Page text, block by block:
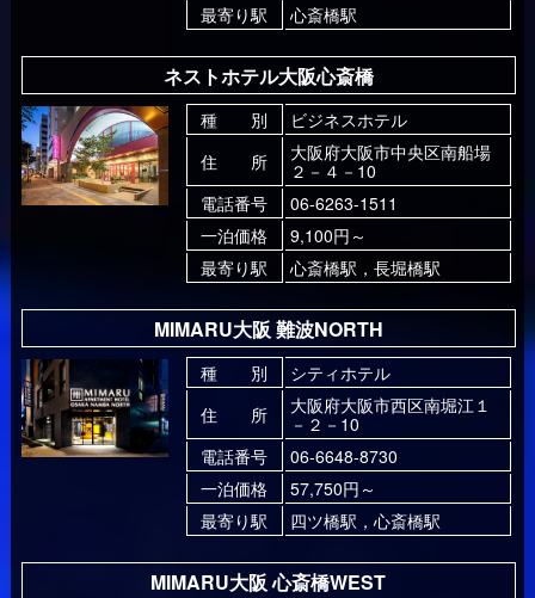
最寄り駅
心斎橋駅
ネストホテル大阪心斎橋
種 別
ビジネスホテル
住 所
大阪府大阪市中央区南船場
２－４－10
電話番号
06-6263-1511
一泊価格
9,100円～
最寄り駅
心斎橋駅，長堀橋駅
MIMARU大阪 難波NORTH
種 別
シティホテル
住 所
大阪府大阪市西区南堀江１
－２－10
電話番号
06-6648-8730
一泊価格
57,750円～
最寄り駅
四ツ橋駅，心斎橋駅
MIMARU大阪 心斎橋WEST